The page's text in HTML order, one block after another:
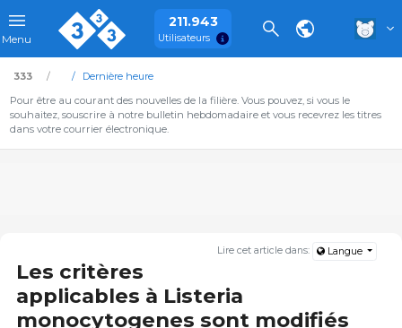
Menu
211.943
Utilisateurs
333
Dernière heure
Pour être au courant des nouvelles de la filière. Vous pouvez, si vous le
souhaitez, souscrire à notre bulletin hebdomadaire et vous recevrez les titres
dans votre courrier électronique.
Lire cet article dans: Langue
Les critères
applicables à Listeria
monocytogenes sont modifiés